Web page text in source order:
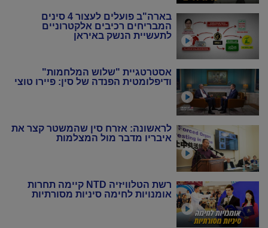
בארה"ב פועלים לעצור 4 סינים
המבריחים רכיבים אלקטרוניים
לתעשיית הנשק באיראן
אסטרטגיית "שלוש המלחמות"
ודיפלומטית הפנדה של סין: פיירו טוצי
לראשונה: אזרח סין שהמשטר קצר את
איבריו מדבר מול המצלמות
רשת הטלוויזיה NTD קיימה תחרות
אומנויות לחימה סיניות מסורתיות